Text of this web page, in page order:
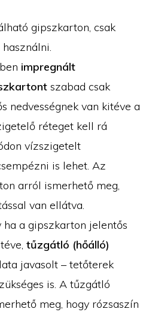
gipszkarton, csak
impregnált
szabad csak
nedvességnek van kitéve a
réteget kell rá
vízszigetelt
is lehet. Az
arról ismerhető meg,
van ellátva.
ha a gipszkarton jelentős
tűzgátló (hőálló)
javasolt – tetőterek
is. A tűzgátló
meg, hogy rózsaszín